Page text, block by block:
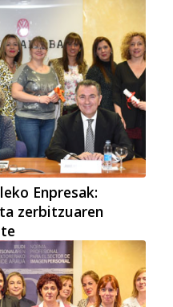
Enpresak:
zerbitzuaren